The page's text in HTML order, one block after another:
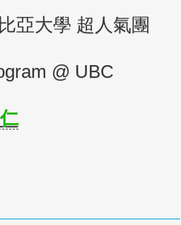
亞大學 超人氣團
@ UBC